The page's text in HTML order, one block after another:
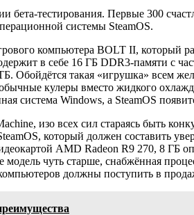
бета-тестирования. Первые 300
системы SteamOS.
компьютера BOLT II, который
в себе 16 ГБ DDR3-памяти с
Обойдётся такая «игрушка» всем
кулеры вместо жидкого
система Windows, а SteamOS
изо всех сил стараясь быть
который должен составить
AMD Radeon R9 270, 8 ГБ
модель чуть старше, снабжённая
должны поступить в